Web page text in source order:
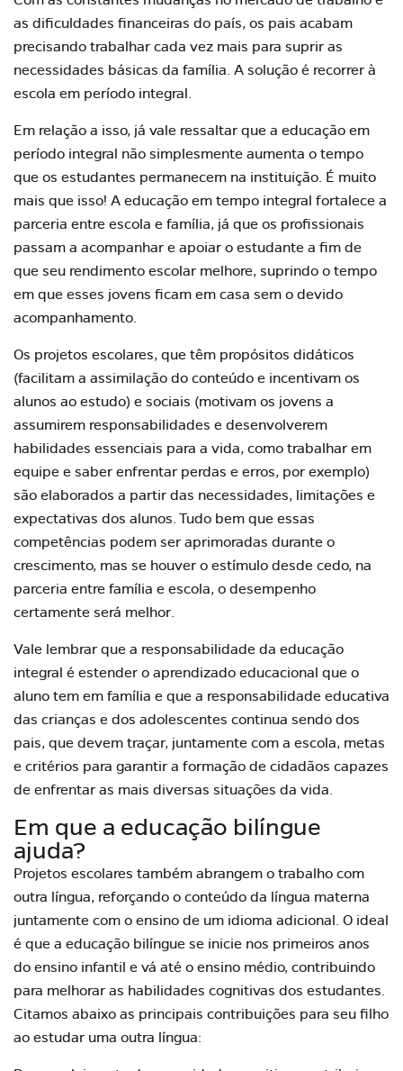
as dificuldades financeiras do país, os pais acabam
precisando trabalhar cada vez mais para suprir as
necessidades básicas da família. A solução é recorrer à
escola em período integral.
Em relação a isso, já vale ressaltar que a educação em
período integral não simplesmente aumenta o tempo
que os estudantes permanecem na instituição. É muito
mais que isso! A educação em tempo integral fortalece a
parceria entre escola e família, já que os profissionais
passam a acompanhar e apoiar o estudante a fim de
que seu rendimento escolar melhore, suprindo o tempo
em que esses jovens ficam em casa sem o devido
acompanhamento.
Os projetos escolares, que têm propósitos didáticos
(facilitam a assimilação do conteúdo e incentivam os
alunos ao estudo) e sociais (motivam os jovens a
assumirem responsabilidades e desenvolverem
habilidades essenciais para a vida, como trabalhar em
equipe e saber enfrentar perdas e erros, por exemplo)
são elaborados a partir das necessidades, limitações e
expectativas dos alunos. Tudo bem que essas
competências podem ser aprimoradas durante o
crescimento, mas se houver o estímulo desde cedo, na
parceria entre família e escola, o desempenho
certamente será melhor.
Vale lembrar que a responsabilidade da educação
integral é estender o aprendizado educacional que o
aluno tem em família e que a responsabilidade educativa
das crianças e dos adolescentes continua sendo dos
pais, que devem traçar, juntamente com a escola, metas
e critérios para garantir a formação de cidadãos capazes
de enfrentar as mais diversas situações da vida.
Em que a educação bilíngue
ajuda?
Projetos escolares também abrangem o trabalho com
outra língua, reforçando o conteúdo da língua materna
juntamente com o ensino de um idioma adicional. O ideal
é que a educação bilíngue se inicie nos primeiros anos
do ensino infantil e vá até o ensino médio, contribuindo
para melhorar as habilidades cognitivas dos estudantes.
Citamos abaixo as principais contribuições para seu filho
ao estudar uma outra língua: